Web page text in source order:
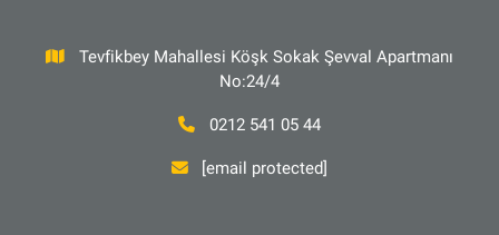
Tevfikbey Mahallesi Köşk Sokak Şevval Apartmanı
No:24/4
0212 541 05 44
[email protected]